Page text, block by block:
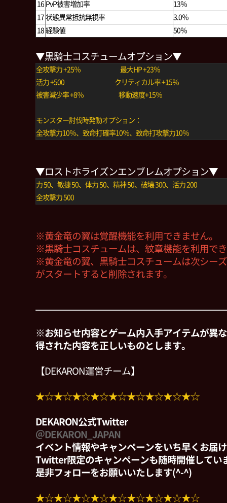
16 PvP被害増加率
13％
17 状態異常抵抗無視率
3.0％
18 経験値 50％
▼黒騎士コスチュームオプション▼
全攻撃力 +25％ 最大HP +23％
活力 +500 クリティカル率 +15％
被害減少率 +8％ 移動速度+15％
モンスター討伐時発動オプション：
全攻撃力10％、致命打確率10％、致命打攻撃力10％
▼ロストホライズンエンブレムオプション▼
力 50、敏捷 50、体力 50、精神 50、破壊 300、活力 200
全攻撃力 500
※黄金竜の翼は覚醒機能を利用できません。
※黒騎士コスチュームは、紋章機能を利用で
※黄金竜の翼、黒騎士コスチュームは次シー
がスタートすると削除されます。
※お知らせ内容とゲーム内入手アイテムが異
得された内容を正しいものとします。
【DEKARON運営チーム】
★☆★☆★☆★☆★☆★☆★☆★☆★☆
DEKARON公式Twitter
＠DEKARON_JAPAN
イベント情報やキャンペーンをいち早くお届
Twitter限定のキャンペーンも随時開催してい
是非フォローをお願いいたします(^-^)
★☆★☆★☆★☆★☆★☆★☆★☆★☆